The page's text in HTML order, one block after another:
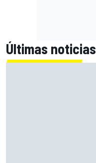
Últimas noticias